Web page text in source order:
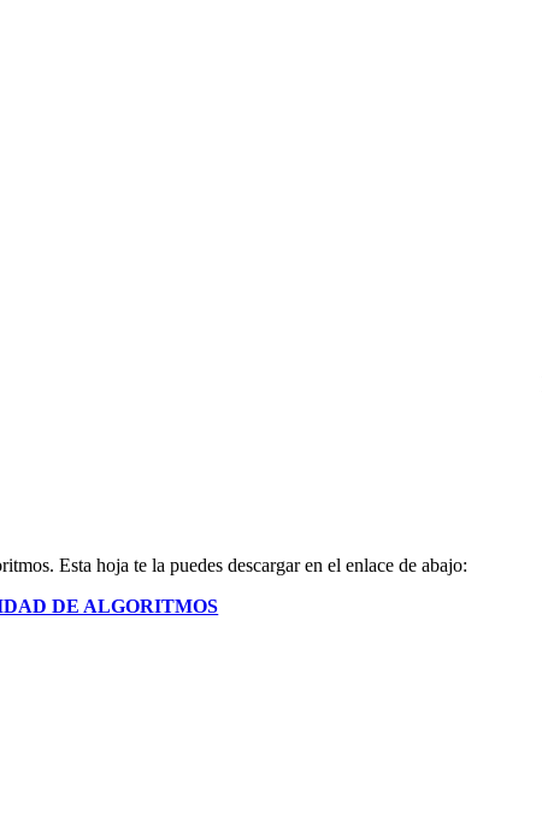
Esta hoja te la puedes descargar en el enlace de abajo:
DE ALGORITMOS